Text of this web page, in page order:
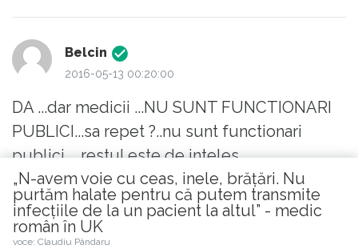
HMRC) platesti in jur la 30.000 (40%)din
castigul tau. Daca nu lucrezi si stai pe social,
da este gratuit.
extrem de parsivi care nu sunt ucisi DECAT
de solutii pe baza de clor, dar care pot fi
foarte usor indepartati cu apa si sapun! ... :/
program de vizita cu hainele de afara!!
Belcin
2016-05-13 00:20:00
DA ...dar medicii ...NU SUNT FUNCTIONARI
PUBLICI...sa repet ?..nu sunt functionari
publici.....restul este de inteles.
citește mai mult
Like0
„N-avem voie cu ceas, inele, brățări. Nu
purtăm halate pentru că putem transmite
infecțiile de la un pacient la altul” - medic
român în UK
voce: Claudiu Pândaru